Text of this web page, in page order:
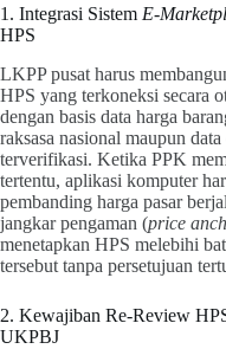
1. Integrasi Sistem E-
HPS
LKPP pusat harus
HPS yang terkoneksi secara
dengan basis data harga
raksasa nasional maupun
terverifikasi. Ketika PPK
tertentu, aplikasi komputer
pembanding harga pasar
jangkar pengaman (price
menetapkan HPS melebihi
tersebut tanpa persetujuan
2. Kewajiban Re-Review
UKPBJ